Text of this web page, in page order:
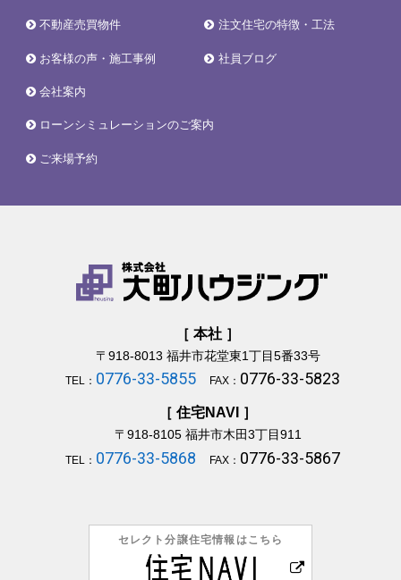
不動産売買物件 注文住宅の特徴・工法
お客様の声・施工事例 社員ブログ
会社案内
ローンシミュレーションのご案内
ご来場予約
［ 本社 ］
〒918-8013 福井市花堂東1丁目5番33号
TEL： 0776-33-5855 FAX： 0776-33-5823
［ 住宅NAVI ］
〒918-8105福井市木田3丁目911
TEL： 0776-33-5868 FAX： 0776-33-5867
セレクト分譲住宅情報はこちら